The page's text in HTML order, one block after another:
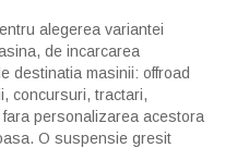
alegerea variantei
de incarcarea
destinatia masinii: offroad
concursuri, tractari,
personalizarea acestora
O suspensie gresit